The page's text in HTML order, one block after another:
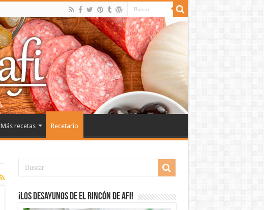
Más recetas Recetario
¡Los desayunos de El Rincón de Afi!